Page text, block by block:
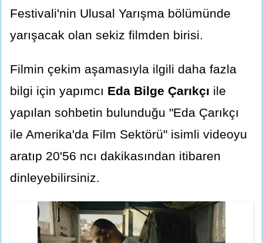
Festivali'nin Ulusal Yarışma bölümünde
yarışacak olan sekiz filmden birisi.
Filmin çekim aşamasıyla ilgili daha fazla
bilgi için yapımcı Eda Bilge Çarıkçı ile
yapılan sohbetin bulunduğu "Eda Çarıkçı
ile Amerika'da Film Sektörü" isimli videoyu
aratıp 20'56 ncı dakikasından itibaren
dinleyebilirsiniz.